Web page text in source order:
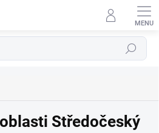
Hledat
Středočeský